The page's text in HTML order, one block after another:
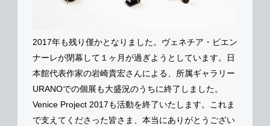
2017年も残り僅かとなりました。ヴェネチア・ビエン
ナーレが閉幕して１ヶ月が過ぎようとしています。日
本館代表作家の岩崎貴宏さんによる、所属ギャラリー
URANOでの個展も大盛況のうちに終了しました。
Venice Project 2017も活動を終了いたします。これま
で支えてくださった皆さま、本当にありがとうござい